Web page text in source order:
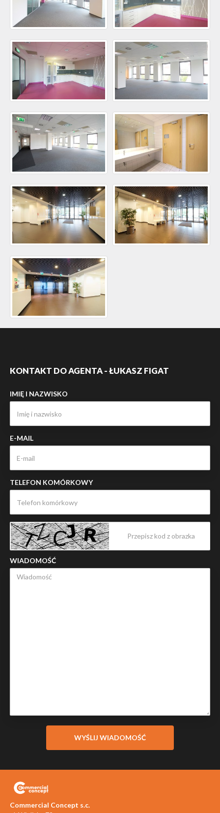
KONTAKT DO AGENTA - ŁUKASZ FIGAT
IMIĘ I NAZWISKO
E-MAIL
TELEFON KOMÓRKOWY
WIADOMOŚĆ
Commercial Concept s.c.